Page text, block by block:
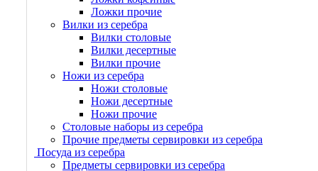
Ложки прочие
Вилки из серебра
Вилки столовые
Вилки десертные
Вилки прочие
Ножи из серебра
Ножи столовые
Ножи десертные
Ножи прочие
Столовые наборы из серебра
Прочие предметы сервировки из серебра
Посуда из серебра
Предметы сервировки из серебра